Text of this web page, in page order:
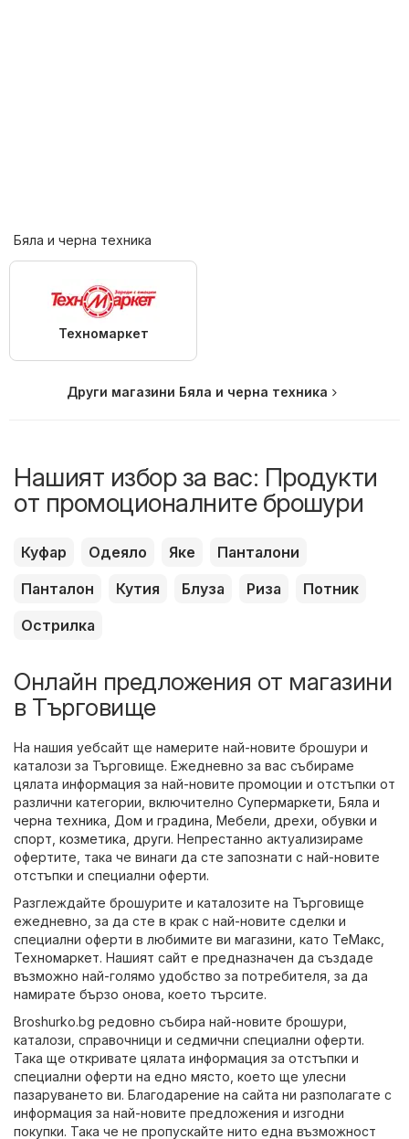
Бяла и черна техника
Техномаркет
Други магазини Бяла и черна техника
Нашият избор за вас: Продукти
от промоционалните брошури
Куфар Одеяло Яке
Панталони
Панталон
Кутия Блуза Риза
Потник
Острилка
Онлайн предложения от магазини
в Търговище
На нашия уебсайт ще намерите най-новите брошури и
каталози за Търговище. Ежедневно за вас събираме
цялата информация за най-новите промоции и отстъпки от
различни категории, включително Супермаркети Бяла и
черна техника Дом и градина Мебели дрехи, обувки и
спорт козметика други. Непрестанно актуализираме
офертите, така че винаги да сте запознати с най-новите
отстъпки и специални оферти.
Разглеждайте брошурите и каталозите на Търговище
ежедневно, за да сте в крак с най-новите сделки и
специални оферти в любимите ви магазини, като ТеMакс
Техномаркет. Нашият сайт е предназначен да създаде
възможно най-голямо удобство за потребителя, за да
намирате бързо онова, което търсите.
Broshurko.bg редовно събира най-новите брошури,
каталози, справочници и седмични специални оферти.
Така ще откривате цялата информация за отстъпки и
специални оферти на едно място, което ще улесни
пазаруването ви. Благодарение на сайта ни разполагате с
информация за най-новите предложения и изгодни
покупки. Така че не пропускайте нито една възможност